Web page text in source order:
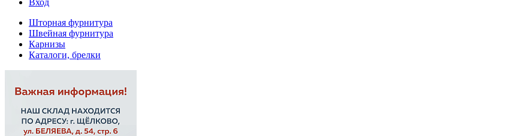
Вход
Шторная фурнитура
Швейная фурнитура
Карнизы
Каталоги, брелки